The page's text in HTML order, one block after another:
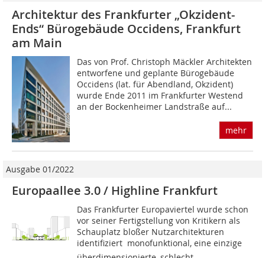
Architektur des Frankfurter „Okzident-
Ends“ Bürogebäude Occidens, Frankfurt
am Main
Das von Prof. Christoph Mäckler Architekten
entworfene und geplante Bürogebäude
Occidens (lat. für Abendland, Okzident)
wurde Ende 2011 im Frankfurter Westend
an der Bockenheimer Landstraße auf...
mehr
Ausgabe 01/2022
Europaallee 3.0 / Highline Frankfurt
Das Frankfurter Europaviertel wurde schon
vor seiner Fertigstellung von Kritikern als
Schauplatz bloßer Nutzarchitekturen
identifiziert  monofunktional, eine einzige